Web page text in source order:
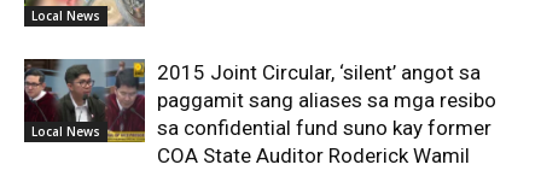
Local News
Local News
2015 Joint Circular, ‘silent’ angot sa
paggamit sang aliases sa mga resibo
sa confidential fund suno kay former
COA State Auditor Roderick Wamil